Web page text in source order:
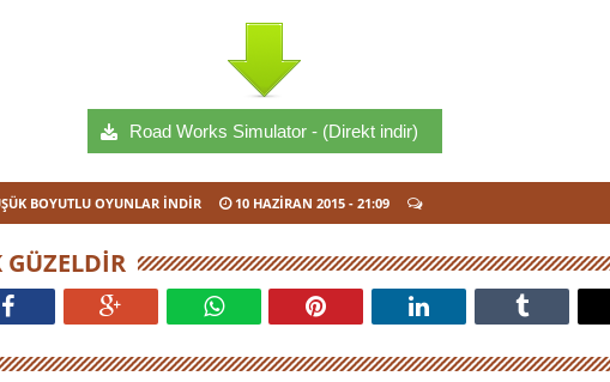
Road Works Simulator - (Direkt indir)
BOYUTLU OYUNLAR İNDIR 10 HAZIRAN 2015 - 21:09